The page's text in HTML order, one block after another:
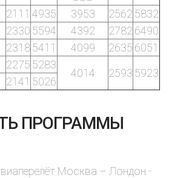
2111 4935 3953 2562 5832
2330 5594 4392 2782 6490
23185411 4099 2635 6051
2275 5283
4014 2593 5923
2141 5026
ПРОГРАММЫ
Москва – Лондон -